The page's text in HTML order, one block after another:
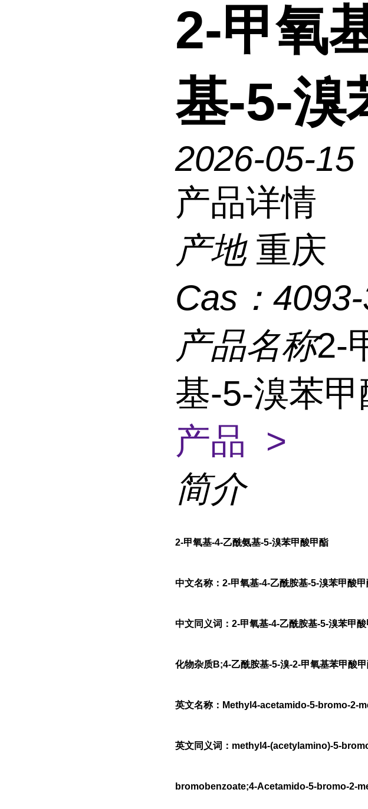
2-甲氧
基-5-溴
2026-05-15
产品详情
产地 重庆
Cas：
产品名称2-
基-5-溴苯
产品 >
简介
2-甲氧基-4-乙酰氨基-5-溴苯甲酸甲酯
中文名称：2-甲氧基-4-乙酰胺基-5-溴苯甲酸甲
中文同义词：2-甲氧基-4-乙酰胺基-5-溴苯甲
化物杂质B;4-乙酰胺基-5-溴-2-甲氧基苯甲酸
英文名称：Methyl4-acetamido-5-bromo-2-
英文同义词：methyl4-(acetylamino)-5-
bromobenzoate;4-Acetamido-5-bromo-2-